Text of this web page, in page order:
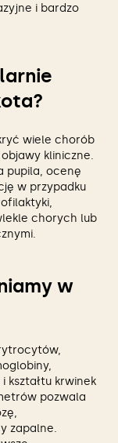
i bardzo
wiele chorób
kliniczne.
pupila, ocenę
w przypadku
chorych lub
w
kształtu krwinek
pozwala
zapalne.